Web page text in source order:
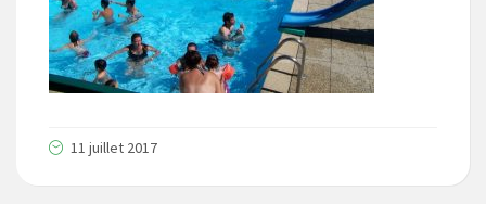
11 juillet 2017